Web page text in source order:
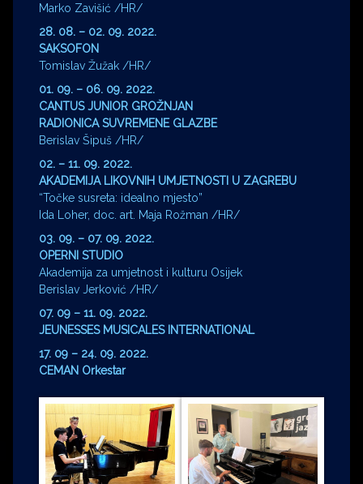
Marko Zavišić /HR/
28. 08. – 02. 09. 2022.
SAKSOFON
Tomislav Žužak /HR/
01. 09. – 06. 09. 2022.
CANTUS JUNIOR GROŽNJAN
RADIONICA SUVREMENE GLAZBE
Berislav Šipuš /HR/
02. – 11. 09. 2022.
AKADEMIJA LIKOVNIH UMJETNOSTI U ZAGREBU
“Točke susreta: idealno mjesto”
Ida Loher, doc. art. Maja Rožman /HR/
03. 09. – 07. 09. 2022.
OPERNI STUDIO
Akademija za umjetnost i kulturu Osijek
Berislav Jerković /HR/
07. 09 – 11. 09. 2022.
JEUNESSES MUSICALES INTERNATIONAL
17. 09 – 24. 09. 2022.
CEMAN Orkestar